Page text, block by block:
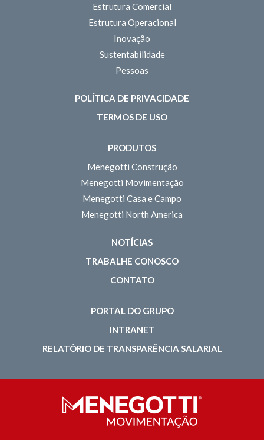
Estrutura Comercial
Estrutura Operacional
Inovação
Sustentabilidade
Pessoas
POLÍTICA DE PRIVACIDADE
TERMOS DE USO
PRODUTOS
Menegotti Construção
Menegotti Movimentação
Menegotti Casa e Campo
Menegotti North America
NOTÍCIAS
TRABALHE CONOSCO
CONTATO
PORTAL DO GRUPO
INTRANET
RELATÓRIO DE TRANSPARÊNCIA SALARIAL